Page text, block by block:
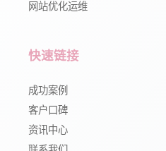
网站优化运维
快速链接
成功案例
客户口碑
资讯中心